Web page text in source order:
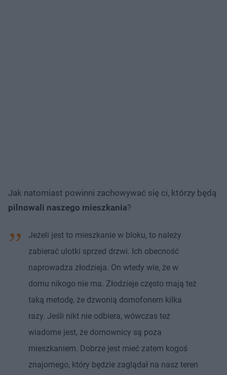
Jak natomiast powinni zachowywać się ci, którzy będą
pilnowali naszego mieszkania?
Jeżeli jest to mieszkanie w bloku, to należy
zabierać ulotki sprzed drzwi. Ich obecność
naprowadza złodzieja. On wtedy wie, że w
domu nikogo nie ma. Złodzieje często mają też
taką metodę, że dzwonią domofonem kilka
razy. Jeśli nikt nie odbiera, wówczas też
wiadome jest, że domownicy są poza
mieszkaniem. Dobrze jest mieć zatem kogoś
znajomego, który będzie zaglądał na nasz teren